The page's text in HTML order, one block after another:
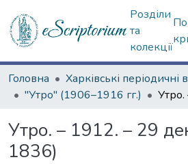
Розділи
та
колекції
Головна
"Утро" (1906–1916 гг.)
Утро. – 1912. – 29
1836)